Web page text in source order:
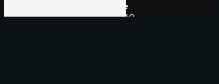
Téléphone
02 98 88 71 40